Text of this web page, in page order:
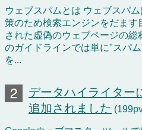
ウェブスパムとは ウェブスパ
策のため検索エンジンをだます
された虚偽のウェブページの総
のガイドラインでは単に"スパ
を...
データハイライター
追加されました